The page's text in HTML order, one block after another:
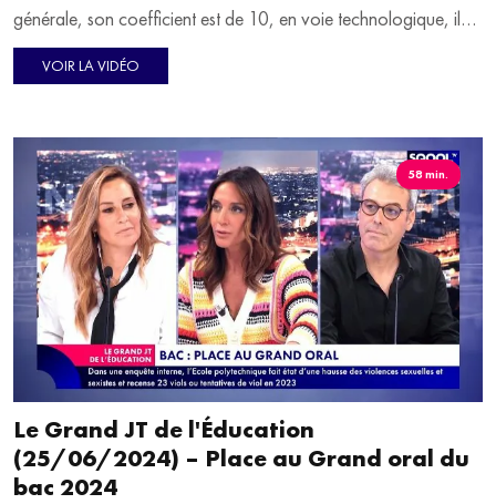
générale, son coefficient est de 10, en voie technologique, il
est de 14. Pour bien se préparer, Johanna Cohen, professeure
de théâtre et fondatrice du Cours Anna, propose des séances
VOIR LA VIDÉO
58 min.
Le Grand JT de l'Éducation
(25/06/2024) – Place au Grand oral du
bac 2024